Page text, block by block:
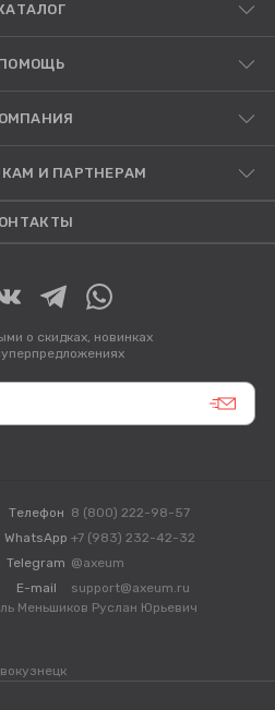
И ПАРТНЕРАМ
о скидках, новинках
Телефон 8 (800) 222-98-57
WhatsApp +7 (983) 232-42-32
Telegram @axeum
E-mail
support@axeum.ru
Меньшиков Руслан Юрьевич